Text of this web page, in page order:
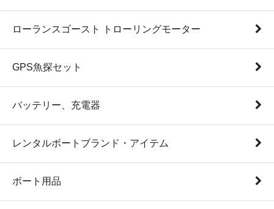
ローランスゴースト トローリングモーター
GPS魚探セット
バッテリー、充電器
レンタルボートブランド・アイテム
ボート用品